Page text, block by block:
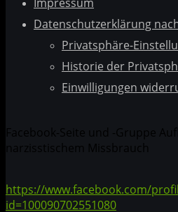
Datenschutzerklärung
Privatsphäre-
Historie der
Einwilligungen
Facebook-Seite und -Gruppe
narzisstischem Missbrauch
https://www.facebook.com/
id=100090702551080